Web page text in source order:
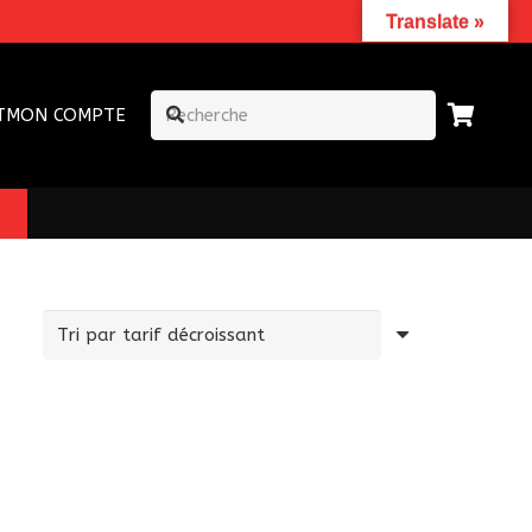
MON COMPTE
Translate »